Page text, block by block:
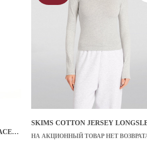
SKIMS COTTON JERSEY
НА АКЦИОННЫЙ ТОВАР НЕТ
909 933 04 70